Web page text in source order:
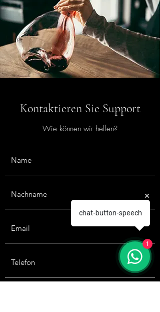
Kontaktieren Sie Support
Wie können wir helfen?
chat-button-speech
1